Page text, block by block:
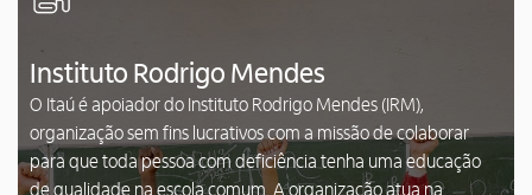
Instituto Rodrigo Mendes
O Itaú é apoiador do Instituto Rodrigo Mendes (IRM),
organização sem fins lucrativos com a missão de colaborar
para que toda pessoa com deficiência tenha uma educação
de qualidade na escola comum. A organização atua na